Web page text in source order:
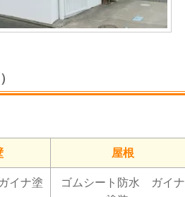
屋根
イナ塗
ゴムシート防水 ガイナ